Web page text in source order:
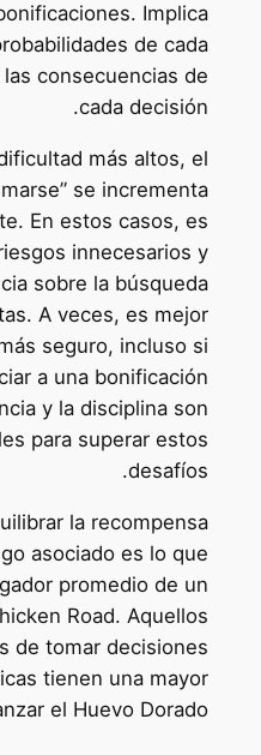
Implica
de cada
consecuencias de
cada decisión.
más altos, el
se incrementa
En estos casos, es
innecesarios y
sobre la búsqueda
A veces, es mejor
seguro, incluso si
a una bonificación
y la disciplina son
para superar estos
desafíos.
la recompensa
asociado es lo que
promedio de un
Road. Aquellos
de tomar decisiones
tienen una mayor
el Huevo Dorado.